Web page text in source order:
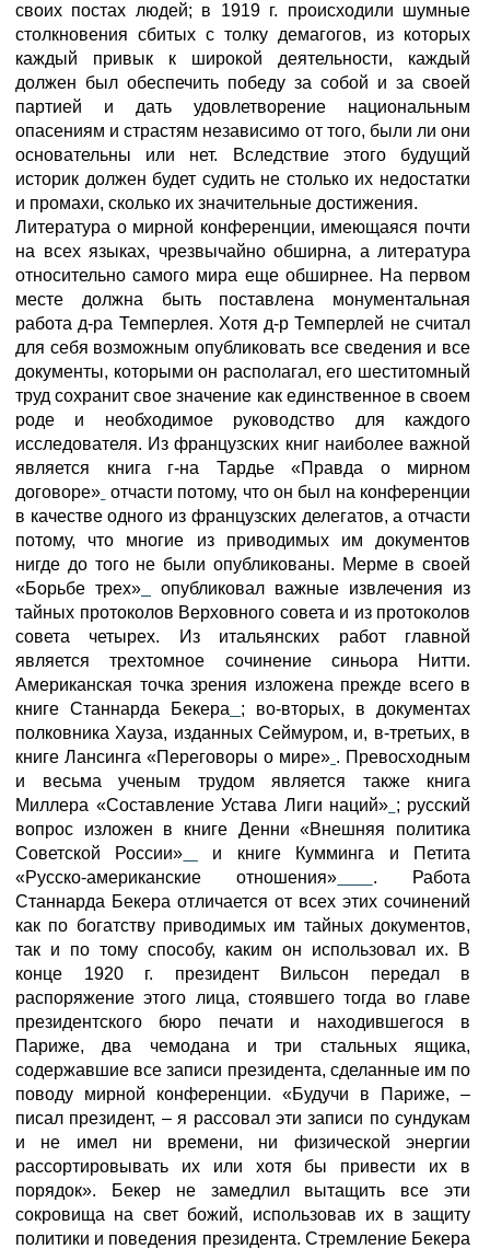
своих постах людей; в 1919 г. происходили шумные
столкновения сбитых с толку демагогов, из которых
каждый привык к широкой деятельности, каждый
должен был обеспечить победу за собой и за своей
партией и дать удовлетворение национальным
опасениям и страстям независимо от того, были ли они
основательны или нет. Вследствие этого будущий
историк должен будет судить не столько их недостатки
и промахи, сколько их значительные достижения.
Литература о мирной конференции, имеющаяся почти
на всех языках, чрезвычайно обширна, а литература
относительно самого мира еще обширнее. На первом
месте должна быть поставлена монументальная
работа д-ра Темперлея. Хотя д-р Темперлей не считал
для себя возможным опубликовать все сведения и все
документы, которыми он располагал, его шеститомный
труд сохранит свое значение как единственное в своем
роде и необходимое руководство для каждого
исследователя. Из французских книг наиболее важной
является книга г-на Тардье «Правда о мирном
договоре» отчасти потому, что он был на конференции
в качестве одного из французских делегатов, а отчасти
потому, что многие из приводимых им документов
нигде до того не были опубликованы. Мерме в своей
«Борьбе трех»
опубликовал важные извлечения из
тайных протоколов Верховного совета и из протоколов
совета четырех. Из итальянских работ главной
является трехтомное сочинение синьора Нитти.
Американская точка зрения изложена прежде всего в
книге Станнарда Бекера
; во-вторых, в документах
полковника Хауза, изданных Сеймуром, и, в-третьих, в
книге Лансинга «Переговоры о мире» . Превосходным
и весьма ученым трудом является также книга
Миллера «Составление Устава Лиги наций» ; русский
вопрос изложен в книге Денни «Внешняя политика
Советской России»
и книге Кумминга и Петита
«Русско-американские отношения»
. Работа
Станнарда Бекера отличается от всех этих сочинений
как по богатству приводимых им тайных документов,
так и по тому способу, каким он использовал их. В
конце 1920 г. президент Вильсон передал в
распоряжение этого лица, стоявшего тогда во главе
президентского бюро печати и находившегося в
Париже, два чемодана и три стальных ящика,
содержавшие все записи президента, сделанные им по
поводу мирной конференции. «Будучи в Париже, –
писал президент, – я рассовал эти записи по сундукам
и не имел ни времени, ни физической энергии
рассортировывать их или хотя бы привести их в
порядок». Бекер не замедлил вытащить все эти
сокровища на свет божий, использовав их в защиту
политики и поведения президента. Стремление Бекера